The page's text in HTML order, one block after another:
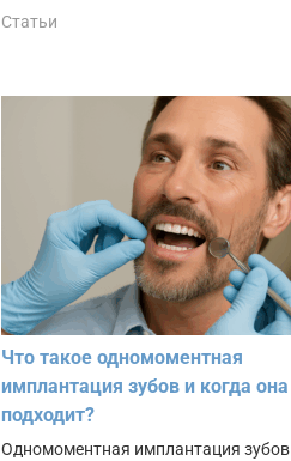
Статьи
Что такое одномоментная
имплантация зубов и когда она
подходит?
Одномоментная имплантация зубов